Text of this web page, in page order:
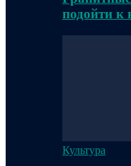
подойти к
Культура